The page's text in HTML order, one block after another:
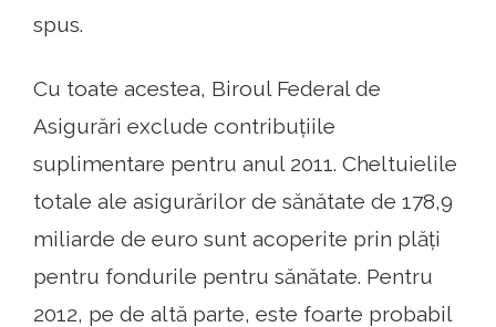
spus.
Cu toate acestea, Biroul Federal de
Asigurări exclude contribuțiile
suplimentare pentru anul 2011. Cheltuielile
totale ale asigurărilor de sănătate de 178,9
miliarde de euro sunt acoperite prin plăți
pentru fondurile pentru sănătate. Pentru
2012, pe de altă parte, este foarte probabil